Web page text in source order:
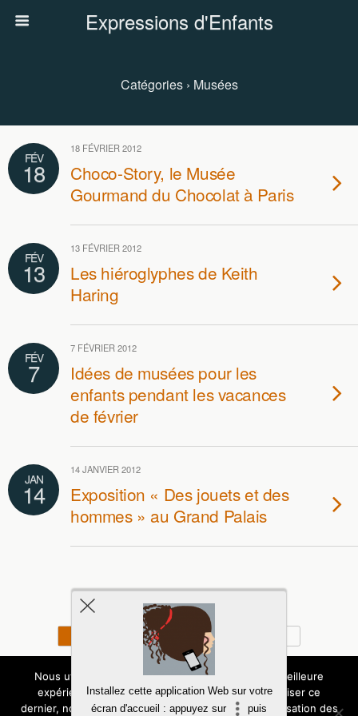
Expressions d'Enfants
Catégories › Musées
FÉV
18
18 FÉVRIER 2012
Choco-Story, le Musée
Gourmand du Chocolat à Paris
FÉV
13
13 FÉVRIER 2012
Les hiéroglyphes de Keith
Haring
FÉV
7
7 FÉVRIER 2012
Idées de musées pour les
enfants pendant les vacances
de février
JAN
14
14 JANVIER 2012
Exposition « Des jouets et des
hommes » au Grand Palais
Retour au début
Copyright - Tous droits - Expressions d'Enfants
Politique de confidentialité
Nous utilisons des cookies pour vous garantir la meilleure
expérience sur notre site. Si vous continuez à utiliser ce
dernier, nous considérerons que vous acceptez l'utilisation des
Installez cette application Web sur votre
écran d'accueil : appuyez sur
puis